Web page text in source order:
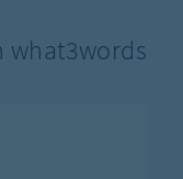
what3words